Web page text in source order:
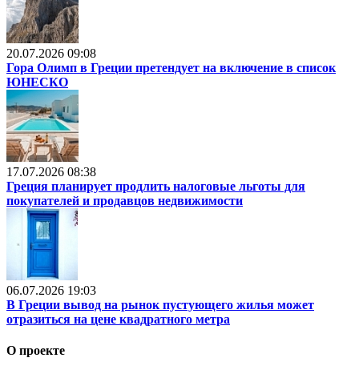
20.07.2026 09:08
Гора Олимп в Греции претендует на включение в список
ЮНЕСКО
17.07.2026 08:38
Греция планирует продлить налоговые льготы для
покупателей и продавцов недвижимости
06.07.2026 19:03
В Греции вывод на рынок пустующего жилья может
отразиться на цене квадратного метра
О проекте